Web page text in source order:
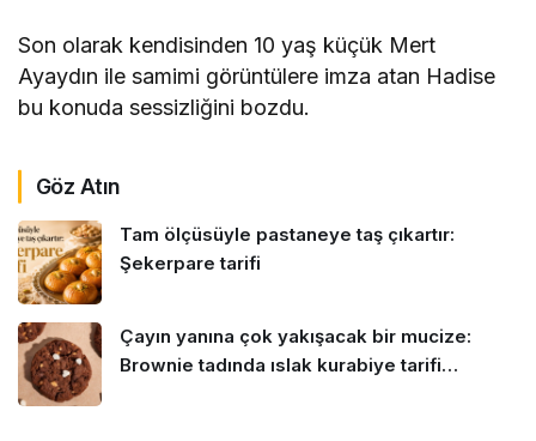
Son olarak kendisinden 10 yaş küçük Mert
Ayaydın ile samimi görüntülere imza atan Hadise
bu konuda sessizliğini bozdu.
Göz Atın
Tam ölçüsüyle pastaneye taş çıkartır:
Şekerpare tarifi
Çayın yanına çok yakışacak bir mucize:
Brownie tadında ıslak kurabiye tarifi…